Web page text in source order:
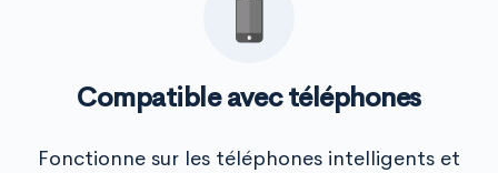
Compatible avec téléphones
Fonctionne sur les téléphones intelligents et